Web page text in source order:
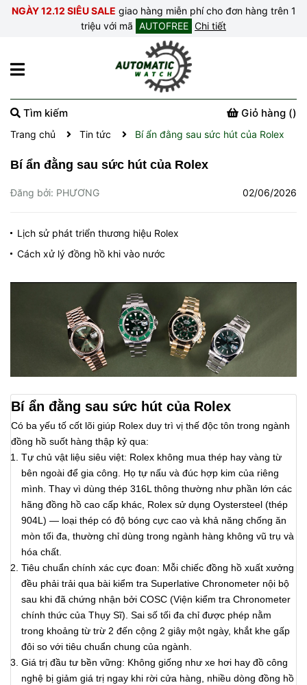
NGÀY 12.12 SIÊU SALE giao hàng miễn phí cho đơn hàng trên 1
triệu với mã AUTOFREE Chi tiết
Tìm kiếm Giỏ hàng ()
Trang chủ Tin tức Bí ẩn đằng sau sức hút của Rolex
Bí ẩn đằng sau sức hút của Rolex
Đăng bởi: PHƯƠNG 02/06/2026
Lịch sử phát triển thương hiệu Rolex
Cách xử lý đồng hồ khi vào nước
Bí ẩn đằng sau sức hút của Rolex
Có ba yếu tố cốt lõi giúp Rolex duy trì vị thế độc tôn trong ngành
đồng hồ suốt hàng thập kỷ qua:
Tự chủ vật liệu siêu việt: Rolex không mua thép hay vàng từ
bên ngoài để gia công. Họ tự nấu và đúc hợp kim của riêng
mình. Thay vì dùng thép 316L thông thường như phần lớn các
hãng đồng hồ cao cấp khác, Rolex sử dụng Oystersteel (thép
904L) — loại thép có độ bóng cực cao và khả năng chống ăn
mòn tối đa, thường chỉ dùng trong ngành hàng không vũ trụ và
hóa chất.
Tiêu chuẩn chính xác cực đoan: Mỗi chiếc đồng hồ xuất xưởng
đều phải trải qua bài kiểm tra Superlative Chronometer nội bộ
sau khi đã chứng nhận bởi COSC (Viện kiểm tra Chronometer
chính thức của Thụy Sĩ). Sai số tối đa chỉ được phép nằm
trong khoảng từ trừ 2 đến cộng 2 giây một ngày, khắt khe gấp
đôi so với tiêu chuẩn chung của ngành.
Giá trị đầu tư bền vững: Không giống như xe hơi hay đồ công
nghệ bị giảm giá trị ngay khi rời cửa hàng, nhiều dòng đồng hồ